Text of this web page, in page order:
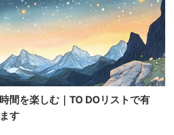
間を楽しむ｜TO DOリストで有
す